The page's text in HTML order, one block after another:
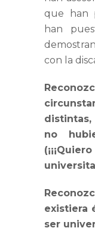
que han
han
con la
distintas,
no
existiera
ser